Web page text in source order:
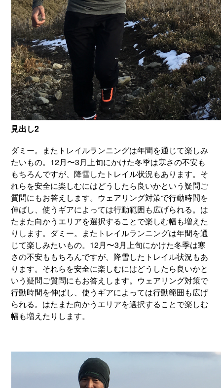
見出し2
ダミー。またトレイルランニングは年間を通じて楽しみ
たいもの。12月〜3月上旬にかけた冬季は寒さの不安も
もちろんですが、降雪したトレイル状況もあります。そ
れらを安全に楽しむにはどうしたら良いかという疑問ご
質問にもお答えします。ウェアリング対策で行動時間を
伸ばし、使うギアによっては行動範囲も広げられる。は
たまた向かうエリアを選択することで楽しむ幅も増えた
りします。ダミー。またトレイルランニングは年間を通
じて楽しみたいもの。12月〜3月上旬にかけた冬季は寒
さの不安ももちろんですが、降雪したトレイル状況もあ
ります。それらを安全に楽しむにはどうしたら良いかと
いう疑問ご質問にもお答えします。ウェアリング対策で
行動時間を伸ばし、使うギアによっては行動範囲も広げ
られる。はたまた向かうエリアを選択することで楽しむ
幅も増えたりします。